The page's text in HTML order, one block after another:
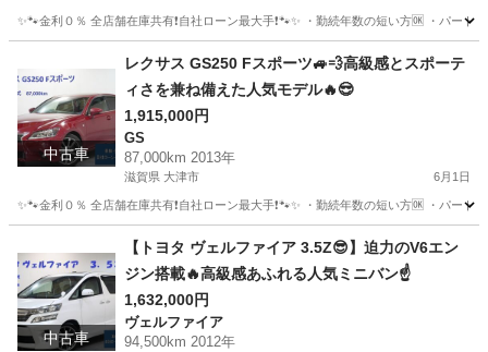
✨🐾金利０％ 全店舗在庫共有❗️自社ローン最大手❗️🐾✨ ・勤続年数の短い方🆗 ・パー
その他 ムーヴキャンバス
中古車
レクサス GS250 Fスポーツ🚙💨高級感とスポーテ
ィさを兼ね備えた人気モデル🔥😎
1,915,000円
GS
87,000km 2013年
滋賀県 大津市 6月1日
✨🐾金利０％ 全店舗在庫共有❗️自社ローン最大手❗️🐾✨ ・勤続年数の短い方🆗 ・パー
GS オトロン
中古車
【トヨタ ヴェルファイア 3.5Z😎】迫力のV6エン
ジン搭載🔥高級感あふれる人気ミニバン☝️
1,632,000円
ヴェルファイア
94,500km 2012年